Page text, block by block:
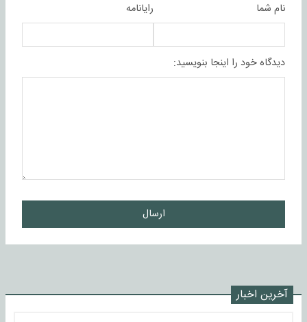
نام شما رایانامه
دیدگاه خود را اینجا بنویسید:
ارسال
آخرین اخبار